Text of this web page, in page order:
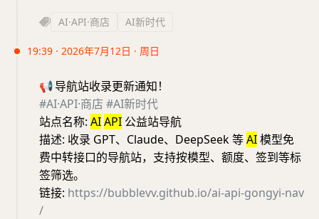
AI·API·商店 AI新时代
19:39 · 2026年7月12日 · 周日
📢导航站收录更新通知！
#AI·API·商店 #AI新时代
站点名称: AIAPI 公益站导航
描述: 收录 GPT、Claude、DeepSeek 等AI模型免
费中转接口的导航站，支持按模型、额度、签到等标
签筛选。
链接: https://bubblevv.github.io/ai-api-gongyi-nav
/